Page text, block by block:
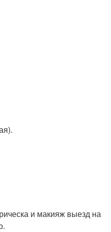
и макияж выезд на